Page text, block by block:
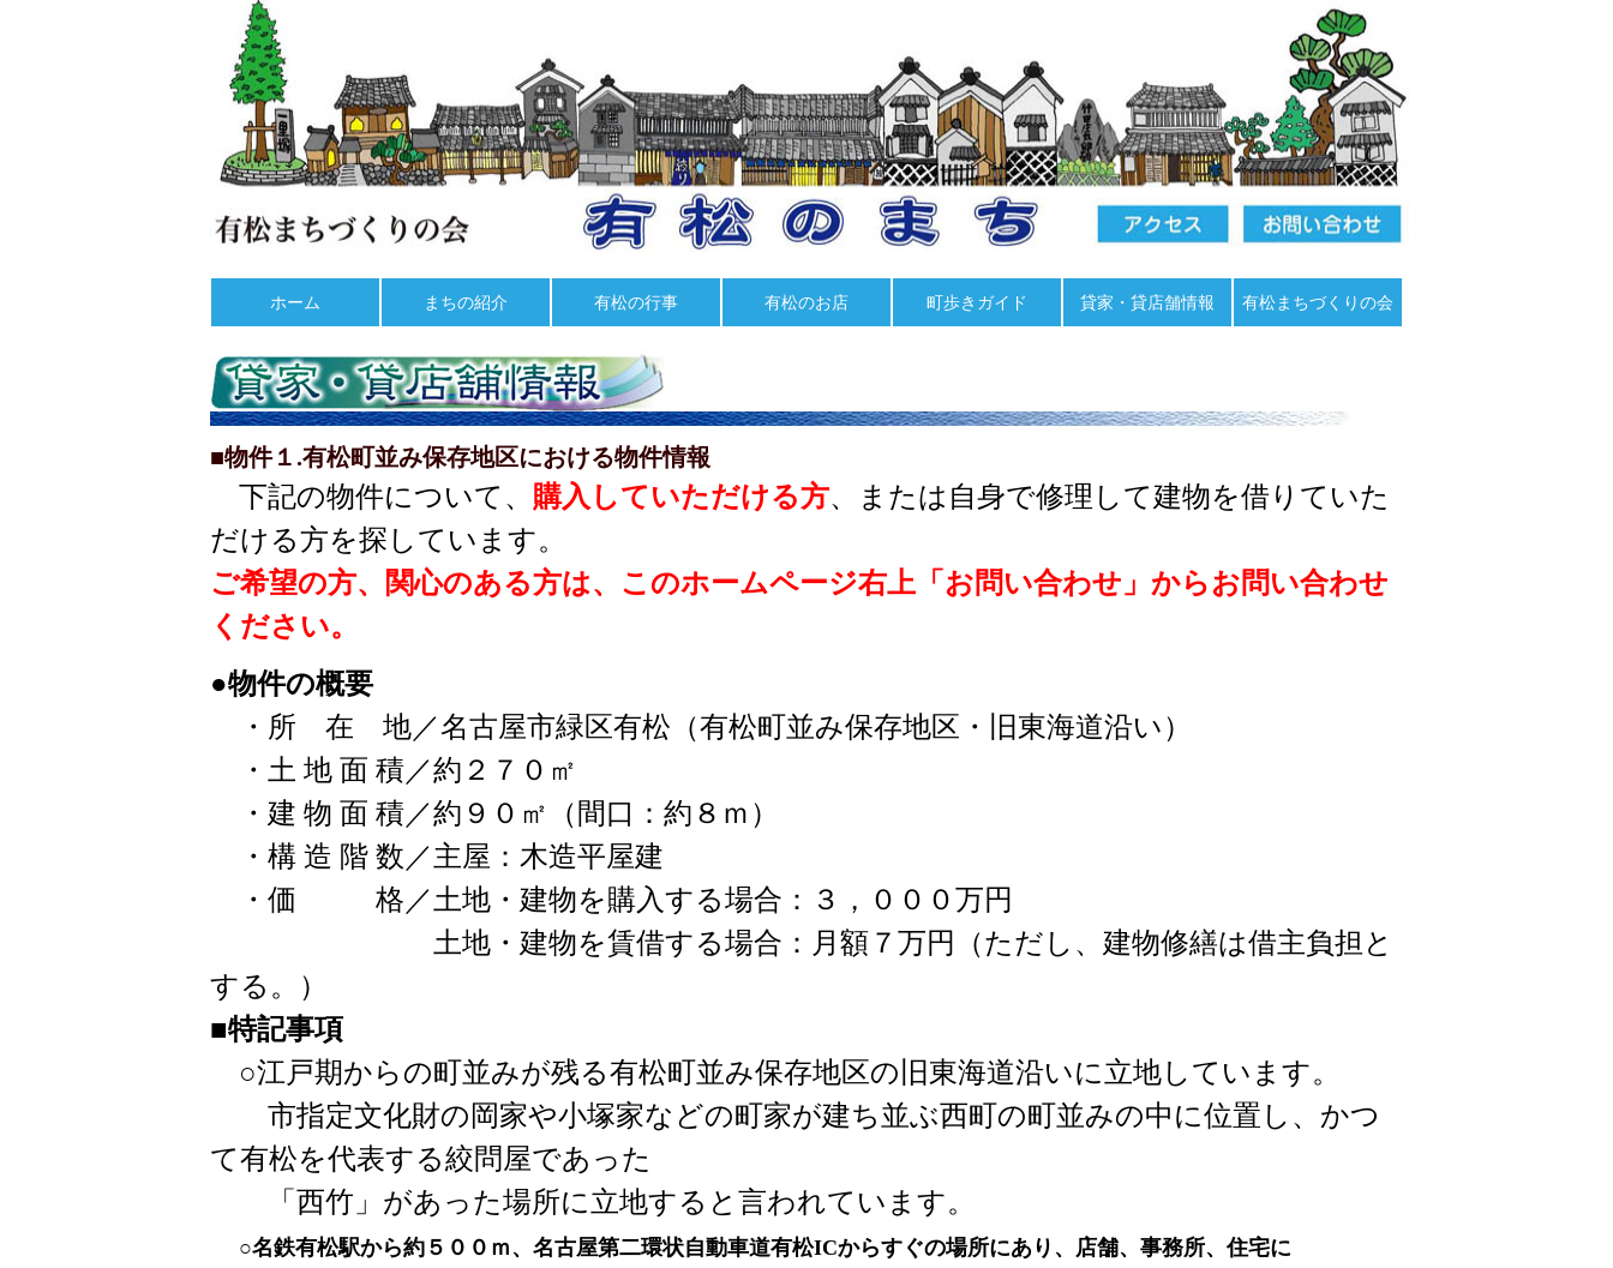
ホーム まちの紹介 有松の行事 有松のお店 町歩きガイド 貸家・貸店舗情報 有松まちづくりの会
■物件１.有松町並み保存地区における物件情報
下記の物件について、 購入していただける方、または自身で修理して建物を借りていた
だける方を探しています。
ご希望の方、関心のある方は、このホームページ右上「お問い合わせ」からお問い合わせ
ください。
●物件の概要
・所 在 地／名古屋市緑区有松（有松町並み保存地区・旧東海道沿い）
・土 地 面 積／約２７０㎡
・建 物 面 積／約９０㎡（間口：約８ｍ）
・構 造 階 数／主屋：木造平屋建
・価 格／土地・建物を購入する場合：３，０００万円
土地・建物を賃借する場合：月額７万円（ただし、建物修繕は借主負担と
する。）
■特記事項
○江戸期からの町並みが残る有松町並み保存地区の旧東海道沿いに立地しています。
市指定文化財の岡家や小塚家などの町家が建ち並ぶ西町の町並みの中に位置し、かつ
て有松を代表する絞問屋であった
「西竹」があった場所に立地すると言われています。
○名鉄有松駅から約５００ｍ、名古屋第二環状自動車道有松ICからすぐの場所にあり、店舗、事務所、住宅に